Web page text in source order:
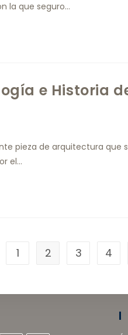
la que seguro…
e Historia
pieza de arquitectura que
el…
1 2 3 4